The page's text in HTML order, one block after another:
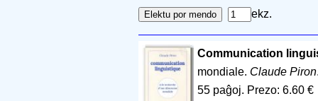
ekz.
Communication
mondiale. Claude Piron
55 paĝoj. Prezo: 6.60 €